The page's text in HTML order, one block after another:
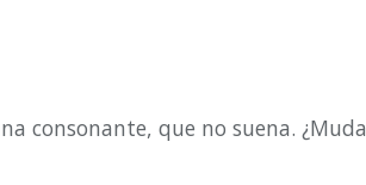
consonante, que no suena.